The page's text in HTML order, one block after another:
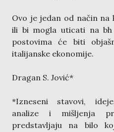
Ovo je jedan od način
ili bi mogla uticati na bh
postovima će biti
italijanske ekonomije.
Dragan S. Jović*
*Izneseni stavovi,
analize i mišljenja
predstavljaju na bilo